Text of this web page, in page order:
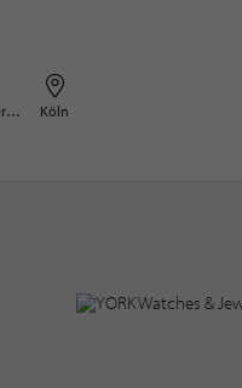
Schmuck & Uhren Köln